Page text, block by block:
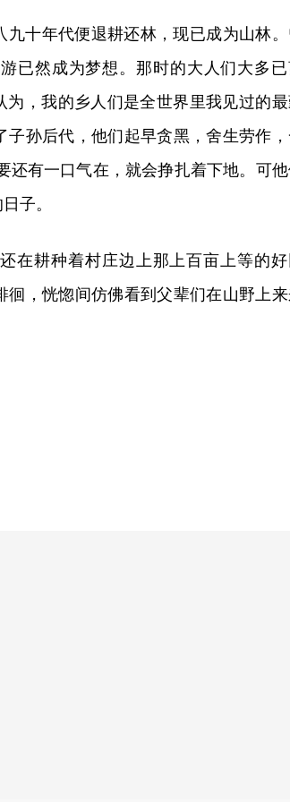
十年代便退耕还林，现已成为山林。
已然成为梦想。那时的大人们大多
，我的乡人们是全世界里我见过的
孙后代，他们起早贪黑，舍生劳作
还有一口气在，就会挣扎着下地。可他
子。
在耕种着村庄边上那上百亩上等的好
，恍惚间仿佛看到父辈们在山野上